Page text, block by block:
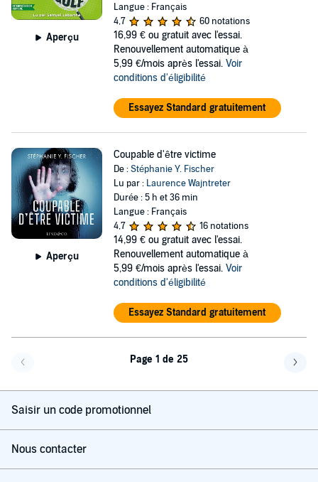
Aperçu
Langue : Français
4,7
60 notations
16,99 € ou gratuit avec l'essai.
Renouvellement automatique à
5,99 €/mois après l'essai. Voir
conditions d'éligibilité
Essayez Standard gratuitement
Aperçu
Coupable d'être victime
De :Stéphanie Y. Fischer
Lu par : Laurence Wajntreter
Durée : 5 h et 36 min
Langue : Français
4,7
16 notations
14,99 € ou gratuit avec l'essai.
Renouvellement automatique à
5,99 €/mois après l'essai. Voir
conditions d'éligibilité
Essayez Standard gratuitement
Page 1 de 25
Saisir un code promotionnel
Nous contacter